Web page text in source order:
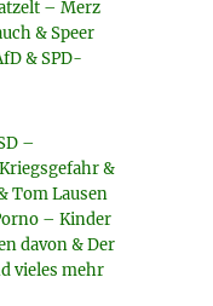
– Merz
& Speer
& SPD-
–
&
Tom Lausen
– Kinder
davon & Der
vieles mehr